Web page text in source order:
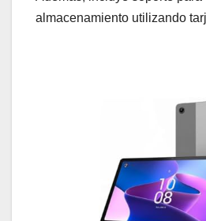
almacenamiento utilizando